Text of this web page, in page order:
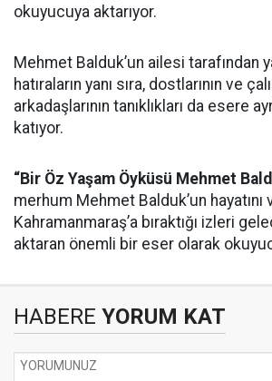
okuyucuya aktarıyor.
Mehmet Balduk’un ailesi tarafından
hatıraların yanı sıra, dostlarının ve
arkadaşlarının tanıklıkları da esere
katıyor.
“Bir Öz Yaşam Öyküsü Mehmet
merhum Mehmet Balduk’un hayatını
Kahramanmaraş’a bıraktığı izleri
aktaran önemli bir eser olarak
HABERE YORUM KAT